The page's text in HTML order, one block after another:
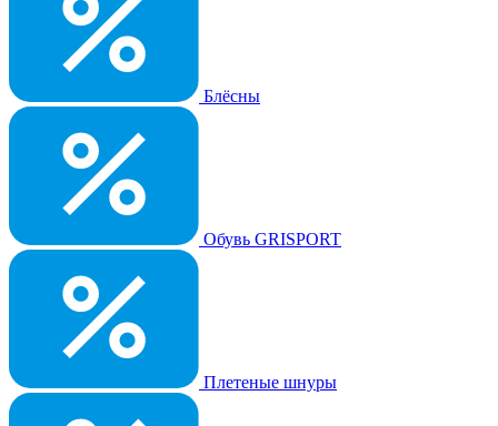
Блёсны
Обувь GRISPORT
Плетеные шнуры